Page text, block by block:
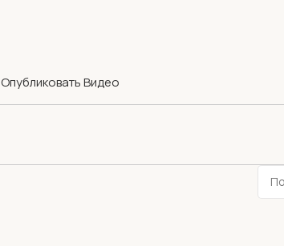
Опубликовать Видео